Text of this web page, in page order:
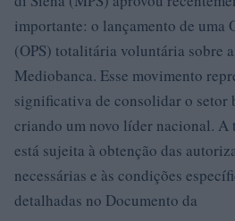
importante: o lançamento de uma
(OPS) totalitária voluntária sobre
Mediobanca. Esse movimento
significativa de consolidar o setor
criando um novo líder nacional. A
está sujeita à obtenção das
necessárias e às condições
detalhadas no Documento da